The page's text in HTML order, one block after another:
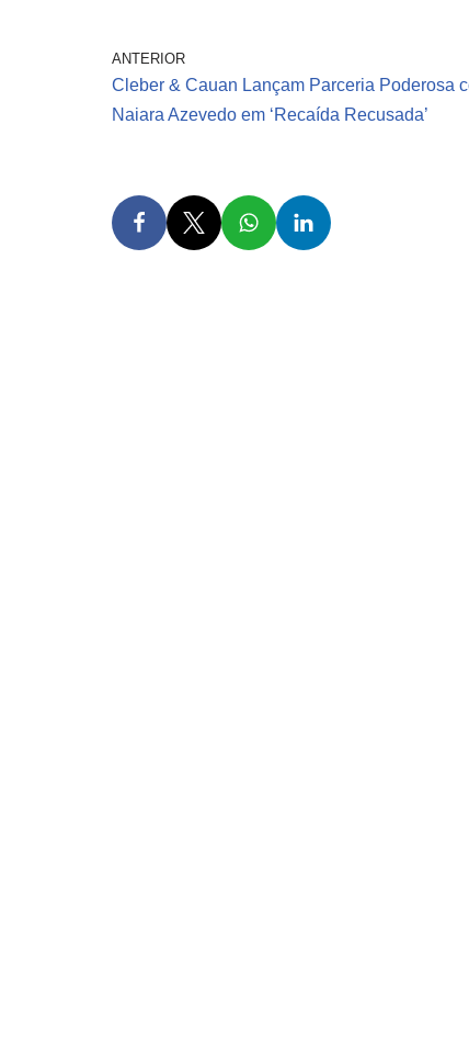
ANTERIOR
Cleber & Cauan Lançam Parceria Poderosa
Naiara Azevedo em ‘Recaída Recusada’